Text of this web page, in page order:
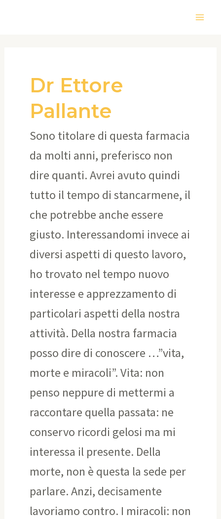
Main
Dr Ettore
Pallante
Sono titolare di questa farmacia
da molti anni, preferisco non
dire quanti. Avrei avuto quindi
tutto il tempo di stancarmene, il
che potrebbe anche essere
giusto. Interessandomi invece ai
diversi aspetti di questo lavoro,
ho trovato nel tempo nuovo
interesse e apprezzamento di
particolari aspetti della nostra
attività. Della nostra farmacia
posso dire di conoscere …”vita,
morte e miracoli”. Vita: non
penso neppure di mettermi a
raccontare quella passata: ne
conservo ricordi gelosi ma mi
interessa il presente. Della
morte, non è questa la sede per
parlare. Anzi, decisamente
lavoriamo contro. I miracoli: non